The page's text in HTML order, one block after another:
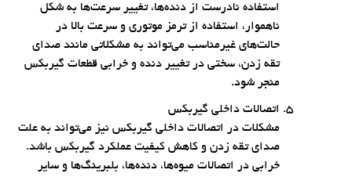
استفاده نادرست از دنده‌ها، تغییر سرعت‌ها به شکل
ناهموار، استفاده از ترمز موتوری و سرعت بالا در
حالت‌های غیرمناسب می‌تواند به مشکلاتی مانند صدای
تقه زدن، سختی در تغییر دنده و خرابی قطعات گیربکس
منجر شود.
اتصالات داخلی گیربکس
مشکلات در اتصالات داخلی گیربکس نیز می‌تواند به علت
صدای تقه زدن و کاهش کیفیت عملکرد گیربکس باشد.
خرابی در اتصالات میوه‌ها، دنده‌ها، بلبرینگ‌ها و سایر